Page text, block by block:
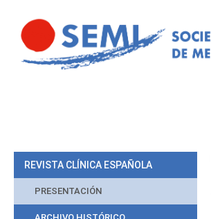
REVISTA CLÍNICA ESPAÑOLA
PRESENTACIÓN